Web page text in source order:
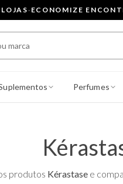
· ECONOMIZE
Perfumes
produtos Kérastase e